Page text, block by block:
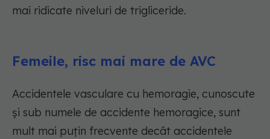
mai ridicate niveluri de trigliceride.
Femeile, risc mai mare de AVC
Accidentele vasculare cu hemoragie, cunoscute
și sub numele de accidente hemoragice, sunt
mult mai puțin frecvente decât accidentele